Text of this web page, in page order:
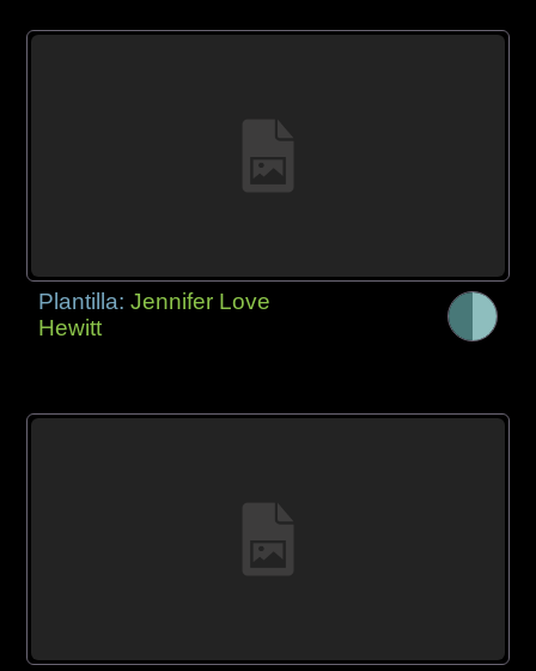
Plantilla:Jennifer Love
Hewitt